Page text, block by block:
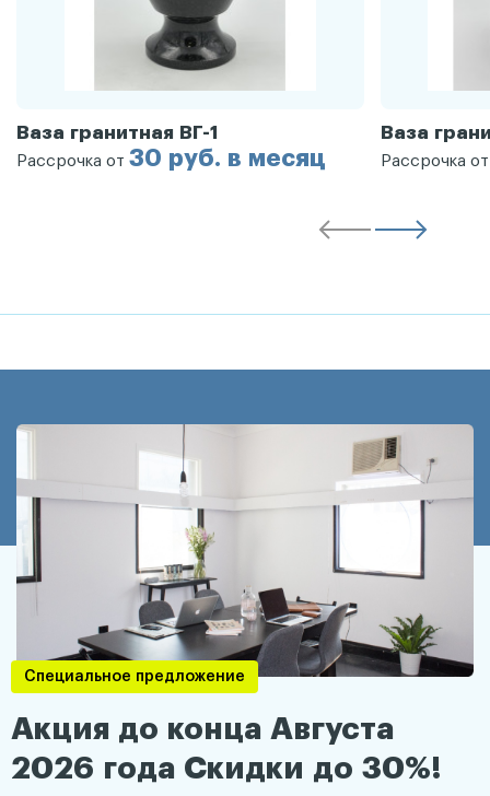
Ваза гранитная ВГ-1
Рассрочка от 30 руб. в месяц
Ваза
Рассрочка
Специальное предложение
Акция до конца Августа
2026 года Скидки до 30%!